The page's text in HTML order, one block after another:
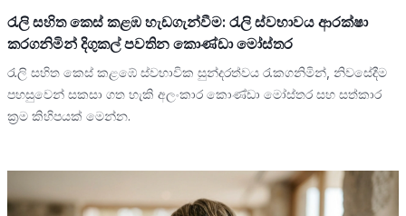
රැලි සහිත කෙස් කළඹ හැඩගැන්වීම: රැලි ස්වභාවය ආරක්ෂා
කරගනිමින් දිගුකල් පවතින කොණ්ඩා මෝස්තර
රැලි සහිත කෙස් කළඹේ ස්වභාවික සුන්දරත්වය රැකගනිමින්, නිවසේදීම
පහසුවෙන් සකසා ගත හැකි අලංකාර කොණ්ඩා මෝස්තර සහ සත්කාර
ක්‍රම කිහිපයක් මෙන්න.